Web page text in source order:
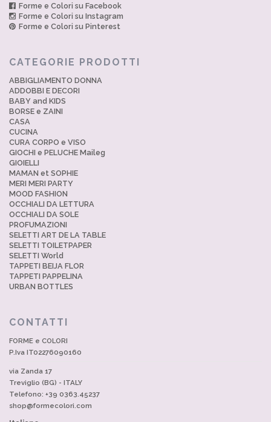
Forme e Colori su Facebook
Forme e Colori su Instagram
Forme e Colori su Pinterest
CATEGORIE PRODOTTI
ABBIGLIAMENTO DONNA
ADDOBBI E DECORI
BABY and KIDS
BORSE e ZAINI
CASA
CUCINA
CURA CORPO e VISO
GIOCHI e PELUCHE Maileg
GIOIELLI
MAMAN et SOPHIE
MERI MERI PARTY
MOOD FASHION
OCCHIALI DA LETTURA
OCCHIALI DA SOLE
PROFUMAZIONI
SELETTI ART DE LA TABLE
SELETTI TOILETPAPER
SELETTI World
TAPPETI BEIJA FLOR
TAPPETI PAPPELINA
URBAN BOTTLES
CONTATTI
FORME e COLORI
P.Iva IT02276090160
via Zanda 17
Treviglio (BG) - ITALY
Telefono: +39 0363.45237
shop@formecolori.com